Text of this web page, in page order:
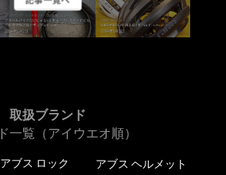
取扱ブランド
一覧（アイウエオ順）
アブス ロック アブス ヘルメット